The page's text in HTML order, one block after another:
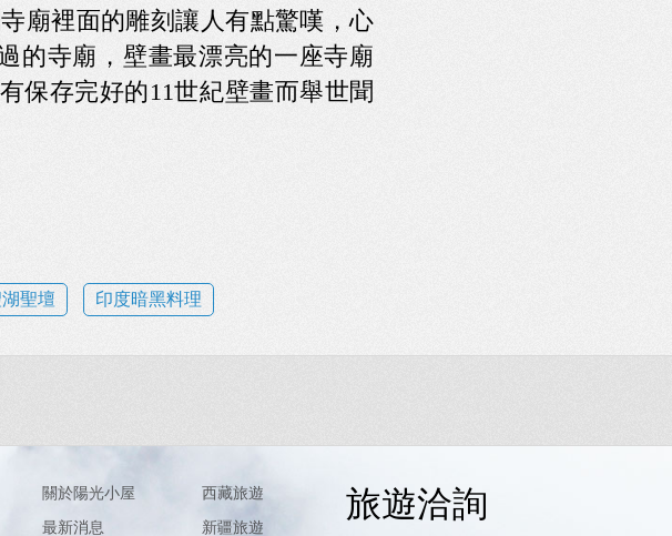
廟裡面的雕刻讓人有點驚嘆，心
的寺廟，壁畫最漂亮的一座寺廟
保存完好的11世紀壁畫而舉世聞
聖壇 印度暗黑料理
關於陽光小屋
最新消息
西藏旅遊
新疆旅遊
旅遊洽詢